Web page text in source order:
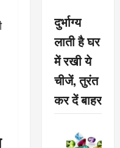
दुर्भाग्य
लाती है घर
में रखी ये
चीजें, तुरंत
कर दें बाहर